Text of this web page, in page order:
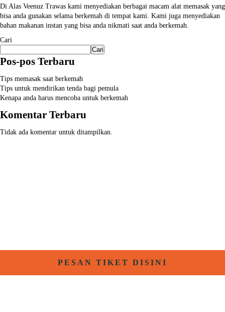
PESAN TIKET DISINI
Di Alas Veenuz Trawas kami menyediakan berbagai macam alat memasak yang
bisa anda gunakan selama berkemah di tempat kami. Kami juga menyediakan
bahan makanan instan yang bisa anda nikmati saat anda berkemah.
Cari
Cari
Pos-pos Terbaru
Tips memasak saat berkemah
Tips untuk mendirikan tenda bagi pemula
Kenapa anda harus mencoba untuk berkemah
Komentar Terbaru
Tidak ada komentar untuk ditampilkan.